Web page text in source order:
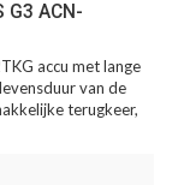
G3 ACN-
accu met lange
van de
terugkeer,